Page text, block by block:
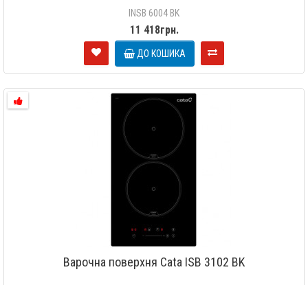
INSB 6004 BK
11 418грн.
ДО КОШИКА
Варочна поверхня Cata ISB 3102 BK